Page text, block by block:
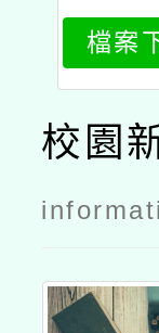
師培
廣課
畫」
讀課
程開
坊公
檔案
校園